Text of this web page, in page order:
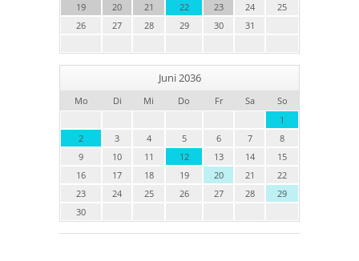
19
20 21 22 23 24
25
26
27 28 29 30 31
Juni 2036
Mo Di Mi Do Fr Sa
So
1
2
3 4 5 6 7
8
9
10 11 12 13 14
15
16
17 18 19 20 21
22
23
24 25 26 27 28
29
30